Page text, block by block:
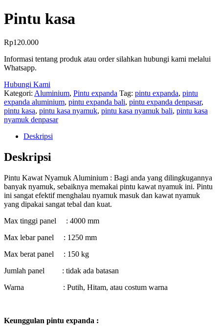
Pintu kasa
Rp120.000
Informasi tentang produk atau order silahkan hubungi kami melalui
Whatsapp.
Hubungi Kami
Kategori: Aluminium, Pintu expanda Tag: pintu expanda, pintu
expanda aluminium, pintu expanda bali, pintu expanda denpasar,
pintu kasa, pintu kasa nyamuk, pintu kasa nyamuk bali, pintu kasa
nyamuk denpasar
Deskripsi
Deskripsi
Pintu Kawat Nyamuk Aluminium : Bagi anda yang dilingkugannya
banyak nyamuk, sebaiknya memakai pintu kawat nyamuk ini. Pintu
ini sangat efektif menghalau nyamuk masuk dan kawat nyamuk
yang dipakai sangat tebal dan kuat.
Max tinggi panel : 4000 mm
Max lebar panel : 1250 mm
Max berat panel : 150 kg
Jumlah panel : tidak ada batasan
Warna : Putih, Hitam, atau costum warna
Keunggulan pintu expanda :